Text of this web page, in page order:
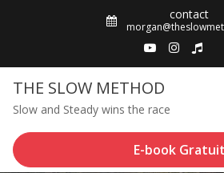
contact
THE SLOW METHOD
Slow and Steady wins the race
E-book Gratuit